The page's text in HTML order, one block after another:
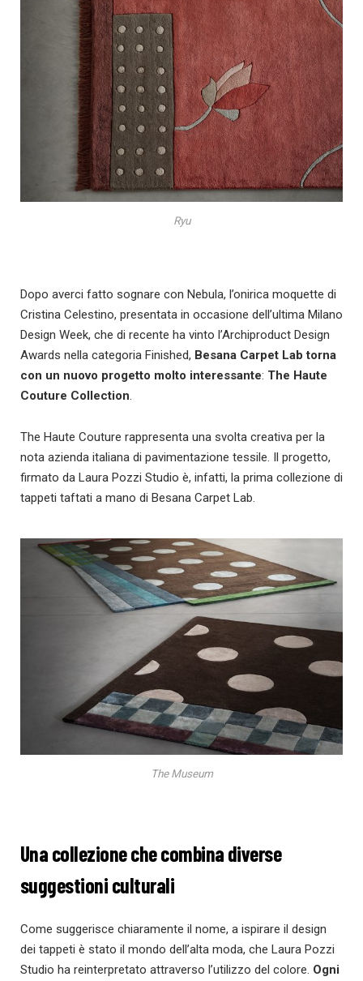
Ryu
Dopo averci fatto sognare con Nebula, l’onirica moquette di
Cristina Celestino, presentata in occasione dell’ultima Milano
Design Week, che di recente ha vinto l’Archiproduct Design
Awards nella categoria Finished, Besana Carpet Lab torna
con un nuovo progetto molto interessante: The Haute
Couture Collection.
The Haute Couture rappresenta una svolta creativa per la
nota azienda italiana di pavimentazione tessile. Il progetto,
firmato da Laura Pozzi Studio è, infatti, la prima collezione di
tappeti taftati a mano di Besana Carpet Lab.
The Museum
Una collezione che combina diverse
suggestioni culturali
Come suggerisce chiaramente il nome, a ispirare il design
dei tappeti è stato il mondo dell’alta moda, che Laura Pozzi
Studio ha reinterpretato attraverso l’utilizzo del colore. Ogni